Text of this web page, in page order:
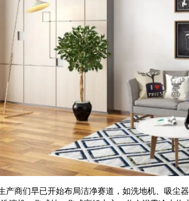
们早已开始布局洁净赛道，如洗地机、吸尘